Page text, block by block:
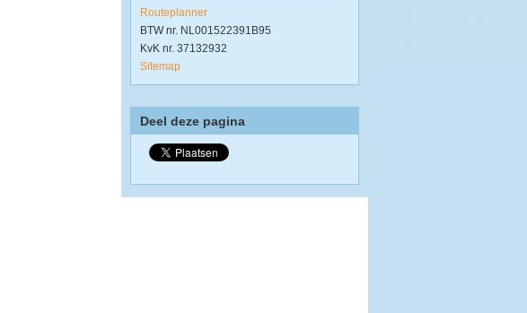
Routeplanner
BTW nr. NL001522391B95
KvK nr. 37132932
Sitemap
Deel deze pagina